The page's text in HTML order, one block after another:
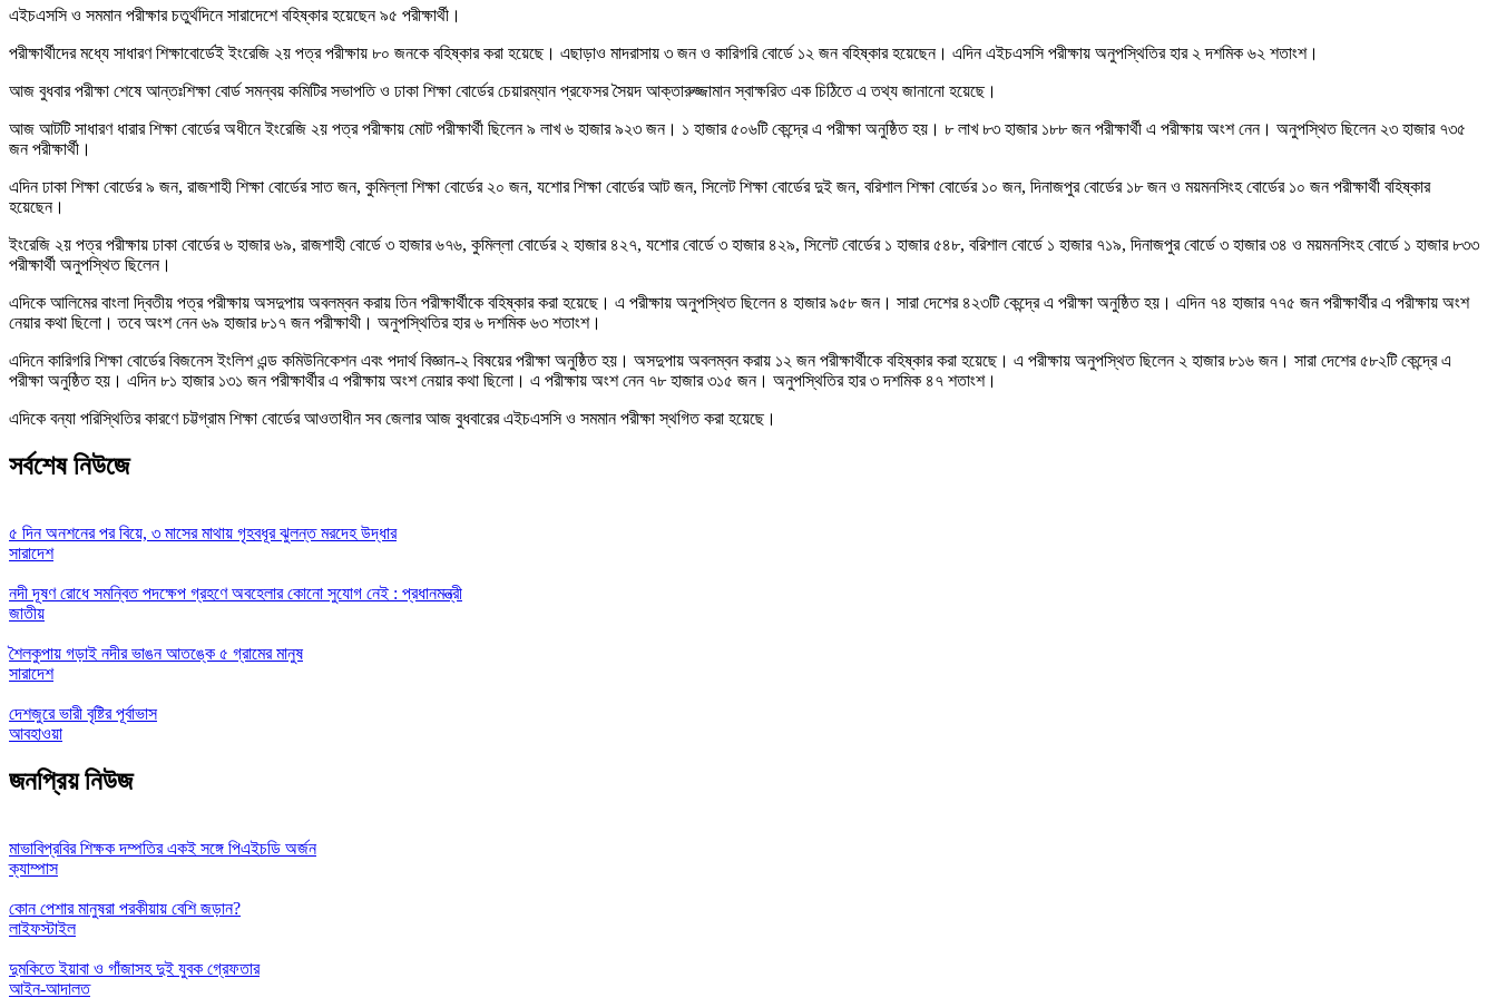
এইচএসসি ও সমমান পরীক্ষার চতুর্থদিনে সারাদেশে বহিষ্কার হয়েছেন ৯৫ পরীক্ষার্থী।
পরীক্ষার্থীদের মধ্যে সাধারণ শিক্ষাবোর্ডেই ইংরেজি ২য় পত্র পরীক্ষায় ৮০ জনকে বহিষ্কার করা হয়েছে। এছাড়াও মাদরাসায় ৩ জন ও কারিগরি বোর্ডে ১২ জন বহিষ্কার হয়েছেন। এদিন এইচএসসি পরীক্ষায় অনুপস্থিতির হার ২ দশমিক ৬২ শতাংশ।
আজ বুধবার পরীক্ষা শেষে আন্তঃশিক্ষা বোর্ড সমন্বয় কমিটির সভাপতি ও ঢাকা শিক্ষা বোর্ডের চেয়ারম্যান প্রফেসর সৈয়দ আক্তারুজ্জামান স্বাক্ষরিত এক চিঠিতে এ তথ্য জানানো হয়েছে।
আজ আটটি সাধারণ ধারার শিক্ষা বোর্ডের অধীনে ইংরেজি ২য় পত্র পরীক্ষায় মোট পরীক্ষার্থী ছিলেন ৯ লাখ ৬ হাজার ৯২৩ জন। ১ হাজার ৫০৬টি কেন্দ্রে এ পরীক্ষা অনুষ্ঠিত হয়। ৮ লাখ ৮৩ হাজার ১৮৮ জন পরীক্ষার্থী এ পরীক্ষায় অংশ নেন। অনুপস্থিত ছিলেন ২৩ হাজার ৭৩৫
জন পরীক্ষার্থী।
এদিন ঢাকা শিক্ষা বোর্ডের ৯ জন, রাজশাহী শিক্ষা বোর্ডের সাত জন, কুমিল্লা শিক্ষা বোর্ডের ২০ জন, যশোর শিক্ষা বোর্ডের আট জন, সিলেট শিক্ষা বোর্ডের দুই জন, বরিশাল শিক্ষা বোর্ডের ১০ জন, দিনাজপুর বোর্ডের ১৮ জন ও ময়মনসিংহ বোর্ডের ১০ জন পরীক্ষার্থী বহিষ্কার
হয়েছেন।
ইংরেজি ২য় পত্র পরীক্ষায় ঢাকা বোর্ডের ৬ হাজার ৬৯, রাজশাহী বোর্ডে ৩ হাজার ৬৭৬, কুমিল্লা বোর্ডের ২ হাজার ৪২৭, যশোর বোর্ডে ৩ হাজার ৪২৯, সিলেট বোর্ডের ১ হাজার ৫৪৮, বরিশাল বোর্ডে ১ হাজার ৭১৯, দিনাজপুর বোর্ডে ৩ হাজার ৩৪ ও ময়মনসিংহ বোর্ডে ১ হাজার ৮৩৩
পরীক্ষার্থী অনুপস্থিত ছিলেন।
এদিকে আলিমের বাংলা দ্বিতীয় পত্র পরীক্ষায় অসদুপায় অবলম্বন করায় তিন পরীক্ষার্থীকে বহিষ্কার করা হয়েছে। এ পরীক্ষায় অনুপস্থিত ছিলেন ৪ হাজার ৯৫৮ জন। সারা দেশের ৪২৩টি কেন্দ্রে এ পরীক্ষা অনুষ্ঠিত হয়। এদিন ৭৪ হাজার ৭৭৫ জন পরীক্ষার্থীর এ পরীক্ষায় অংশ
নেয়ার কথা ছিলো। তবে অংশ নেন ৬৯ হাজার ৮১৭ জন পরীক্ষাথী। অনুপস্থিতির হার ৬ দশমিক ৬৩ শতাংশ।
এদিনে কারিগরি শিক্ষা বোর্ডের বিজনেস ইংলিশ এন্ড কমিউনিকেশন এবং পদার্থ বিজ্ঞান-২ বিষয়ের পরীক্ষা অনুষ্ঠিত হয়। অসদুপায় অবলম্বন করায় ১২ জন পরীক্ষার্থীকে বহিষ্কার করা হয়েছে। এ পরীক্ষায় অনুপস্থিত ছিলেন ২ হাজার ৮১৬ জন। সারা দেশের ৫৮২টি কেন্দ্রে এ
পরীক্ষা অনুষ্ঠিত হয়। এদিন ৮১ হাজার ১৩১ জন পরীক্ষার্থীর এ পরীক্ষায় অংশ নেয়ার কথা ছিলো। এ পরীক্ষায় অংশ নেন ৭৮ হাজার ৩১৫ জন। অনুপস্থিতির হার ৩ দশমিক ৪৭ শতাংশ।
এদিকে বন্যা পরিস্থিতির কারণে চট্টগ্রাম শিক্ষা বোর্ডের আওতাধীন সব জেলার আজ বুধবারের এইচএসসি ও সমমান পরীক্ষা স্থগিত করা হয়েছে।
সর্বশেষ নিউজে
৫ দিন অনশনের পর বিয়ে, ৩ মাসের মাথায় গৃহবধূর ঝুলন্ত মরদেহ উদ্ধার
সারাদেশ
নদী দূষণ রোধে সমন্বিত পদক্ষেপ গ্রহণে অবহেলার কোনো সুযোগ নেই : প্রধানমন্ত্রী
জাতীয়
শৈলকুপায় গড়াই নদীর ভাঙন আতঙ্কে ৫ গ্রামের মানুষ
সারাদেশ
দেশজুরে ভারী বৃষ্টির পূর্বাভাস
আবহাওয়া
জনপ্রিয় নিউজ
মাভাবিপ্রবির শিক্ষক দম্পতির একই সঙ্গে পিএইচডি অর্জন
ক্যাম্পাস
কোন পেশার মানুষরা পরকীয়ায় বেশি জড়ান?
লাইফস্টাইল
দুমকিতে ইয়াবা ও গাঁজাসহ দুই যুবক গ্রেফতার
আইন-আদালত